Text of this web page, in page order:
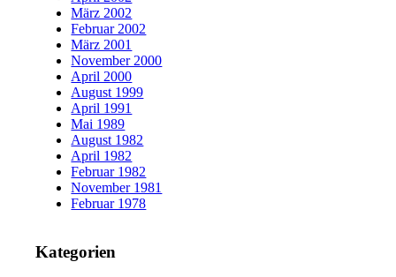
März 2002
Februar 2002
März 2001
November 2000
April 2000
August 1999
April 1991
Mai 1989
August 1982
April 1982
Februar 1982
November 1981
Februar 1978
Kategorien